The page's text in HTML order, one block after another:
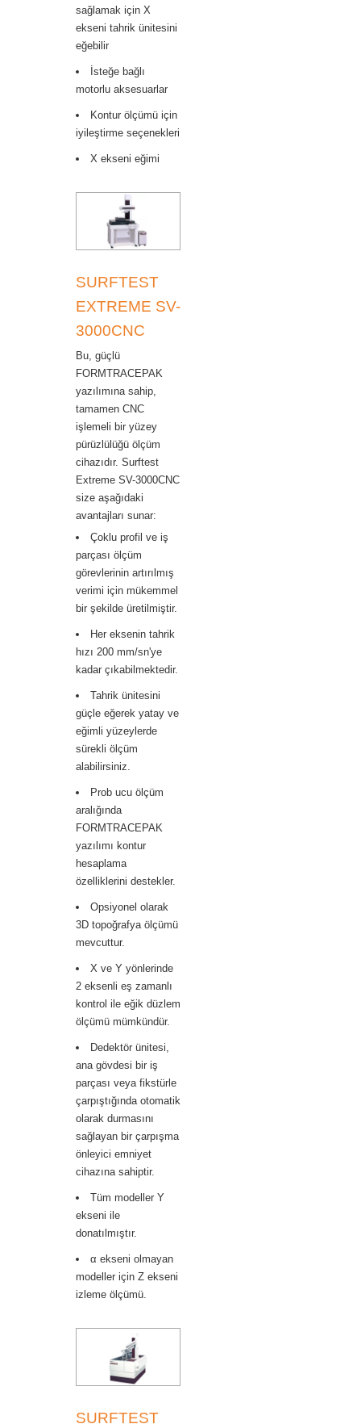
sağlamak için X
ekseni tahrik ünitesini
eğebilir
İsteğe bağlı
motorlu aksesuarlar
Kontur ölçümü için
iyileştirme seçenekleri
X ekseni eğimi
SURFTEST
EXTREME SV-
3000CNC
Bu, güçlü
FORMTRACEPAK
yazılımına sahip,
tamamen CNC
işlemeli bir yüzey
pürüzlülüğü ölçüm
cihazıdır. Surftest
Extreme SV-3000CNC
size aşağıdaki
avantajları sunar:
Çoklu profil ve iş
parçası ölçüm
görevlerinin artırılmış
verimi için mükemmel
bir şekilde üretilmiştir.
Her eksenin tahrik
hızı 200 mm/sn'ye
kadar çıkabilmektedir.
Tahrik ünitesini
güçle eğerek yatay ve
eğimli yüzeylerde
sürekli ölçüm
alabilirsiniz.
Prob ucu ölçüm
aralığında
FORMTRACEPAK
yazılımı kontur
hesaplama
özelliklerini destekler.
Opsiyonel olarak
3D topoğrafya ölçümü
mevcuttur.
X ve Y yönlerinde
2 eksenli eş zamanlı
kontrol ile eğik düzlem
ölçümü mümkündür.
Dedektör ünitesi,
ana gövdesi bir iş
parçası veya fikstürle
çarpıştığında otomatik
olarak durmasını
sağlayan bir çarpışma
önleyici emniyet
cihazına sahiptir.
Tüm modeller Y
ekseni ile
donatılmıştır.
α ekseni olmayan
modeller için Z ekseni
izleme ölçümü.
SURFTEST